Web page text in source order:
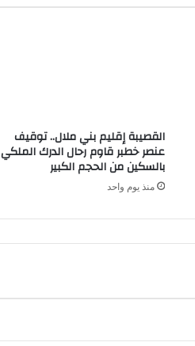
القصيبة إقليم بني ملال.. توقيف
عنصر خطبر قاوم رحال الدرك الملكي
بالسكين من الحجم الكبير
منذ يوم واحد